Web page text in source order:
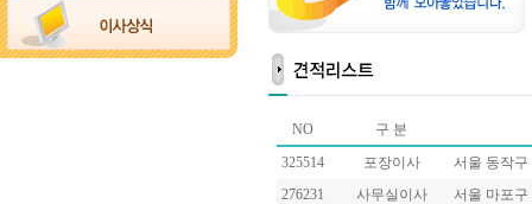
NO
구 분
325514
포장이사
서울 동작구
276231
사무실이사
서울 마포구